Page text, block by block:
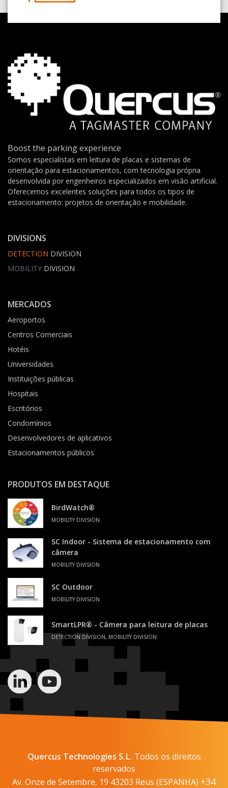
Boost the parking experience
Somos especialistas em leitura de placas e sistemas de
orientação para estacionamentos, com tecnologia própria
desenvolvida por engenheiros especializados em visão artificial.
Oferecemos excelentes soluções para todos os tipos de
estacionamento: projetos de orientação e mobilidade.
DIVISIONS
DETECTION DIVISION
MOBILITY DIVISION
MERCADOS
Aeroportos
Centros Comerciais
Hotéis
Universidades
Instituições públicas
Hospitais
Escritórios
Condomínios
Desenvolvedores de aplicativos
Estacionamentos públicos
PRODUTOS EM DESTAQUE
BirdWatch®
MOBILITY DIVISION
SC Indoor - Sistema de estacionamento com
câmera
MOBILITY DIVISION
SC Outdoor
MOBILITY DIVISION
SmartLPR® - Câmera para leitura de placas
DETECTION DIVISION, MOBILITY DIVISION
Quercus Technologies S.L. Todos os direitos
reservados
Av. Onze de Setembre, 19 43203 Reus (ESPANHA) +34